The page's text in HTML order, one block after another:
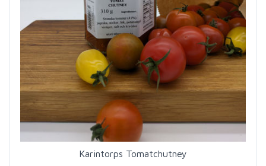
Karintorps Tomatchutney